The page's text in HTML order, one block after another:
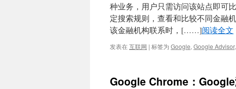
种业务，用户只需访问该站点即可
定搜索规则，查看和比较不同金融
该金融机构联系时，[……]阅读全文
发表在互联网 | 标签为 Google, Google Advisor,
Google Chrome：